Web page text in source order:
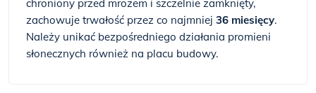
chroniony przed mrozem i szczelnie zamknięty,
zachowuje trwałość przez co najmniej 36 miesięcy.
Należy unikać bezpośredniego działania promieni
słonecznych również na placu budowy.